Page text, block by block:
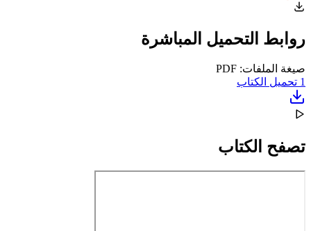
روابط التحميل المباشرة
صيغة الملفات: PDF
1 تحميل الكتاب
تصفح الكتاب